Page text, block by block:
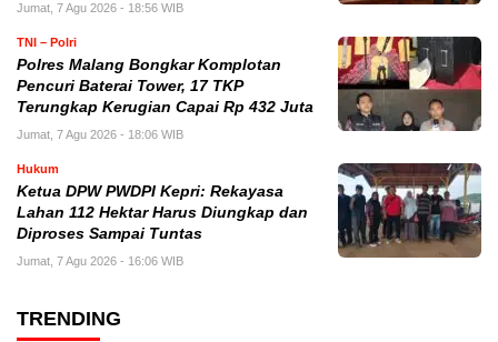
Jumat, 7 Agu 2026 - 18:56 WIB
TNI – Polri
Polres Malang Bongkar Komplotan
Pencuri Baterai Tower, 17 TKP
Terungkap Kerugian Capai Rp 432 Juta
Jumat, 7 Agu 2026 - 18:06 WIB
Hukum
Ketua DPW PWDPI Kepri: Rekayasa
Lahan 112 Hektar Harus Diungkap dan
Diproses Sampai Tuntas
Jumat, 7 Agu 2026 - 16:06 WIB
TRENDING